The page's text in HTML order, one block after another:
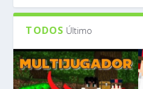
TODOS Último